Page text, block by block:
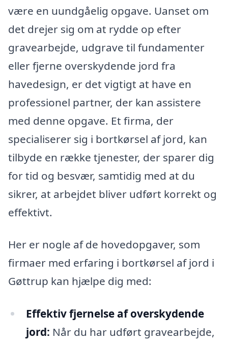
være en uundgåelig opgave. Uanset om
det drejer sig om at rydde op efter
gravearbejde, udgrave til fundamenter
eller fjerne overskydende jord fra
havedesign, er det vigtigt at have en
professionel partner, der kan assistere
med denne opgave. Et firma, der
specialiserer sig i bortkørsel af jord, kan
tilbyde en række tjenester, der sparer dig
for tid og besvær, samtidig med at du
sikrer, at arbejdet bliver udført korrekt og
effektivt.
Her er nogle af de hovedopgaver, som
firmaer med erfaring i bortkørsel af jord i
Gøttrup kan hjælpe dig med:
Effektiv fjernelse af overskydende
jord: Når du har udført gravearbejde,